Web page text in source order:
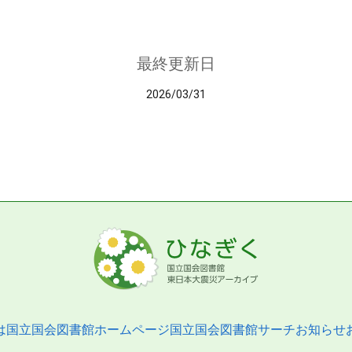
最終更新日
2026/03/31
国立国会図書館ホームページ国立国会図書館サーチお知らせ